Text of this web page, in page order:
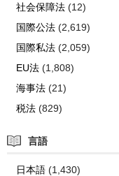
社会保障法(12)
国際公法(2,619)
国際私法(2,059)
EU法(1,808)
海事法(21)
税法(829)
言語
日本語(1,430)